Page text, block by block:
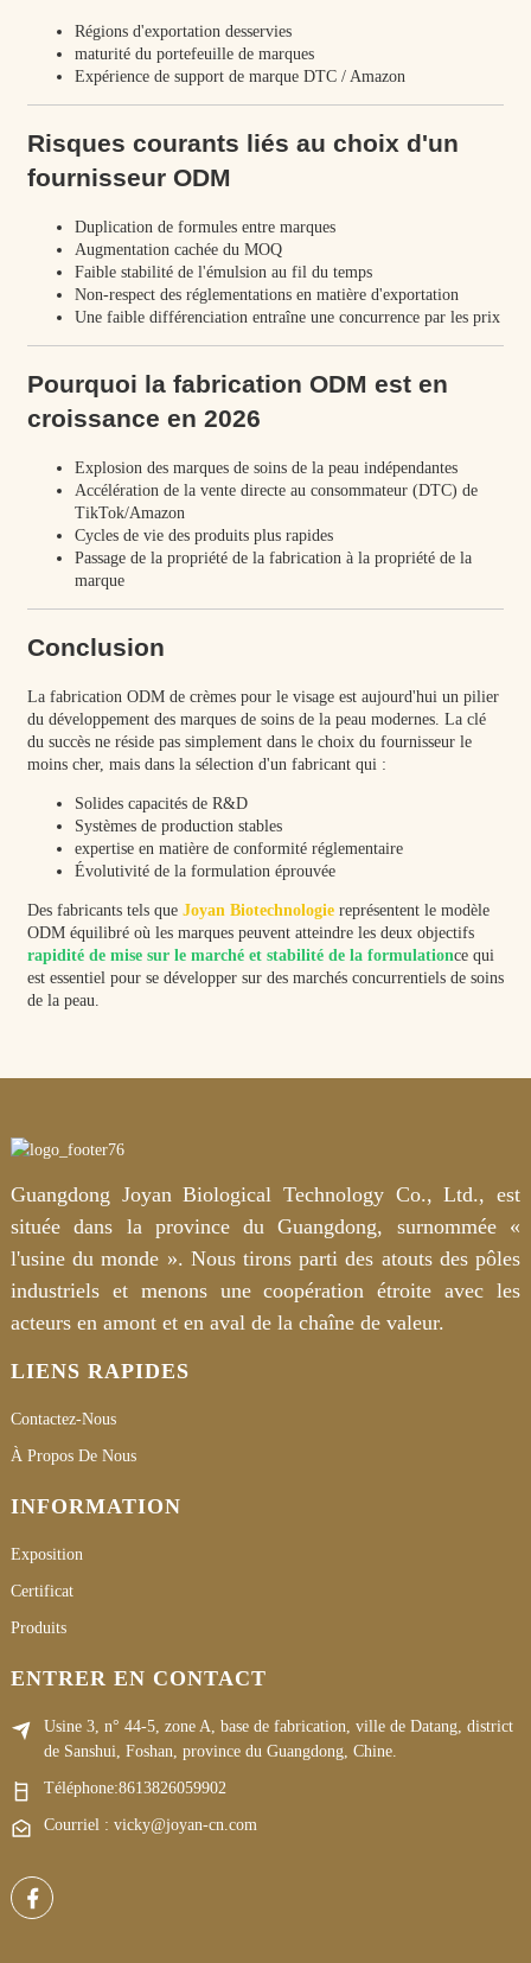
Régions d'exportation desservies
maturité du portefeuille de marques
Expérience de support de marque DTC / Amazon
Risques courants liés au choix d'un
fournisseur ODM
Duplication de formules entre marques
Augmentation cachée du MOQ
Faible stabilité de l'émulsion au fil du temps
Non-respect des réglementations en matière d'exportation
Une faible différenciation entraîne une concurrence par les prix
Pourquoi la fabrication ODM est en
croissance en 2026
Explosion des marques de soins de la peau indépendantes
Accélération de la vente directe au consommateur (DTC) de
TikTok/Amazon
Cycles de vie des produits plus rapides
Passage de la propriété de la fabrication à la propriété de la
marque
Conclusion
La fabrication ODM de crèmes pour le visage est aujourd'hui un pilier
du développement des marques de soins de la peau modernes. La clé
du succès ne réside pas simplement dans le choix du fournisseur le
moins cher, mais dans la sélection d'un fabricant qui :
Solides capacités de R&D
Systèmes de production stables
expertise en matière de conformité réglementaire
Évolutivité de la formulation éprouvée
Des fabricants tels que Joyan Biotechnologiereprésentent le modèle
ODM équilibré où les marques peuvent atteindre les deux objectifs
rapidité de mise sur le marché et stabilité de la formulationce qui
est essentiel pour se développer sur des marchés concurrentiels de soins
de la peau.
Guangdong Joyan Biological Technology Co., Ltd., est
située dans la province du Guangdong, surnommée «
l'usine du monde ». Nous tirons parti des atouts des pôles
industriels et menons une coopération étroite avec les
acteurs en amont et en aval de la chaîne de valeur.
LIENS RAPIDES
Contactez-Nous
À Propos De Nous
INFORMATION
Exposition
Certificat
Produits
ENTRER EN CONTACT
Usine 3, n° 44-5, zone A, base de fabrication, ville de Datang, district
de Sanshui, Foshan, province du Guangdong, Chine.
Téléphone:8613826059902
Courriel : vicky@joyan-cn.com